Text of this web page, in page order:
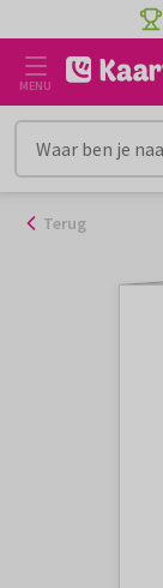
naar
inhoud
MENU
Terug